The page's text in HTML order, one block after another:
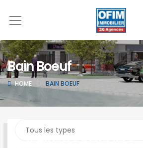
Bain Boeuf
HOME BAIN BOEUF
SEARCH PROPERTY